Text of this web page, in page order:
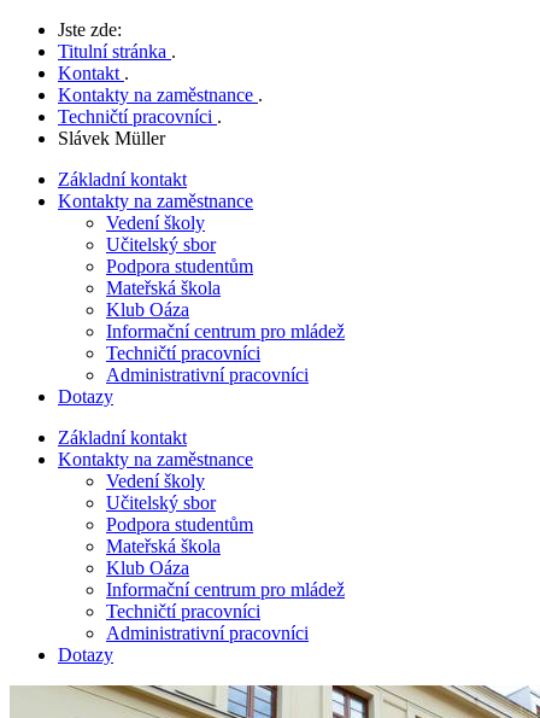
Jste zde:
Titulní stránka .
Kontakt .
Kontakty na zaměstnance .
Techničtí pracovníci .
Slávek Müller
Základní kontakt
Kontakty na zaměstnance
Vedení školy
Učitelský sbor
Podpora studentům
Mateřská škola
Klub Oáza
Informační centrum pro mládež
Techničtí pracovníci
Administrativní pracovníci
Dotazy
Základní kontakt
Kontakty na zaměstnance
Vedení školy
Učitelský sbor
Podpora studentům
Mateřská škola
Klub Oáza
Informační centrum pro mládež
Techničtí pracovníci
Administrativní pracovníci
Dotazy